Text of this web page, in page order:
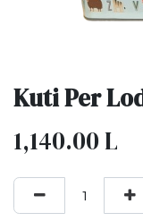
Kuti Per
1,140.00L